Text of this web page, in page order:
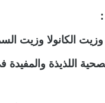
وزيت الكانولا وزيت
اللذيذة